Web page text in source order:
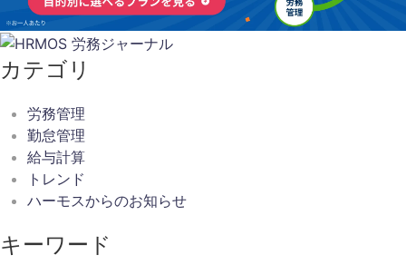
カテゴリ
労務管理
勤怠管理
給与計算
トレンド
ハーモスからのお知らせ
キーワード